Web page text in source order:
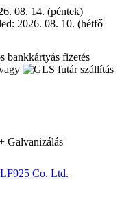
08. 14. (péntek)
2026. 08. 10. (hétfő
Galvanizálás
Co. Ltd.